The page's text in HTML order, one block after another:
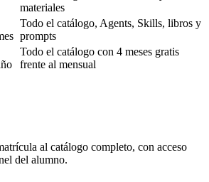
materiales
Todo el catálogo, Agents, Skills, libros y
prompts
Todo el catálogo con 4 meses gratis
frente al mensual
al catálogo completo, con acceso
del alumno.